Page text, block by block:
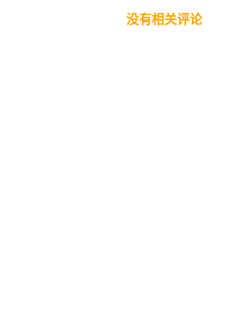
没有相关评论